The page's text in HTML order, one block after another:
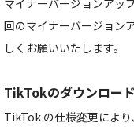
マイナーバージョンアッ
回のマイナーバージョン
しくお願いいたします。
TikTokのダウンロー
TikTok の仕様変更によ